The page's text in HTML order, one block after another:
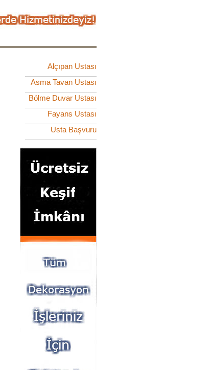
Alçıpan Ustası
Asma Tavan Ustası
Bölme Duvar Ustası
Fayans Ustası
Usta Başvuru